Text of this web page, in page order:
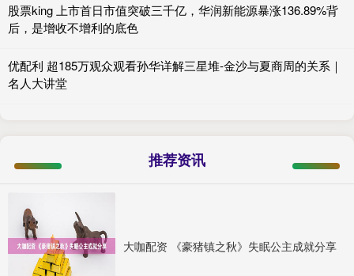
股票king 上市首日市值突破三千亿，华润新能源暴涨136.89%背
后，是增收不增利的底色
优配利 超185万观众观看孙华详解三星堆-金沙与夏商周的关系｜
名人大讲堂
推荐资讯
大咖配资 《豪猪镇之秋》失眠公主成就分享